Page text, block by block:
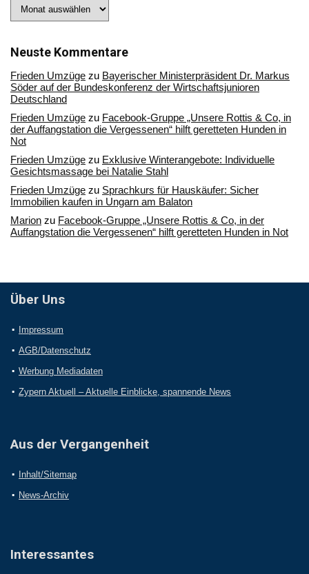
Sie
Archiv
Neuste Kommentare
Frieden Umzüge zu Bayerischer Ministerpräsident Dr. Markus
Söder auf der Bundeskonferenz der Wirtschaftsjunioren
Deutschland
Frieden Umzüge zu Facebook-Gruppe „Unsere Rottis & Co, in
der Auffangstation die Vergessenen“ hilft geretteten Hunden in
Not
Frieden Umzüge zu Exklusive Winterangebote: Individuelle
Gesichtsmassage bei Natalie Stahl
Frieden Umzüge zu Sprachkurs für Hauskäufer: Sicher
Immobilien kaufen in Ungarn am Balaton
Marion zu Facebook-Gruppe „Unsere Rottis & Co, in der
Auffangstation die Vergessenen“ hilft geretteten Hunden in Not
Über Uns
Impressum
AGB/Datenschutz
Werbung Mediadaten
Zypern Aktuell – Aktuelle Einblicke, spannende News
Aus der Vergangenheit
Inhalt/Sitemap
News-Archiv
Interessantes